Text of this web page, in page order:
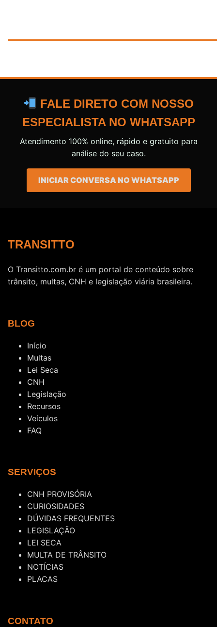
FALE DIRETO COM NOSSO
ESPECIALISTA NO WHATSAPP
Atendimento 100% online, rápido e gratuito para
análise do seu caso.
INICIAR CONVERSA NO WHATSAPP
TRANSITTO
O Transitto.com.br é um portal de conteúdo sobre
trânsito, multas, CNH e legislação viária brasileira.
BLOG
Início
Multas
Lei Seca
CNH
Legislação
Recursos
Veículos
FAQ
SERVIÇOS
CNH PROVISÓRIA
CURIOSIDADES
DÚVIDAS FREQUENTES
LEGISLAÇÃO
LEI SECA
MULTA DE TRÂNSITO
NOTÍCIAS
PLACAS
CONTATO